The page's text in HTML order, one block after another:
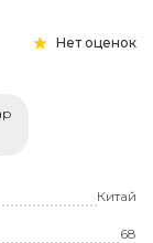
Нет оценок
Китай
68